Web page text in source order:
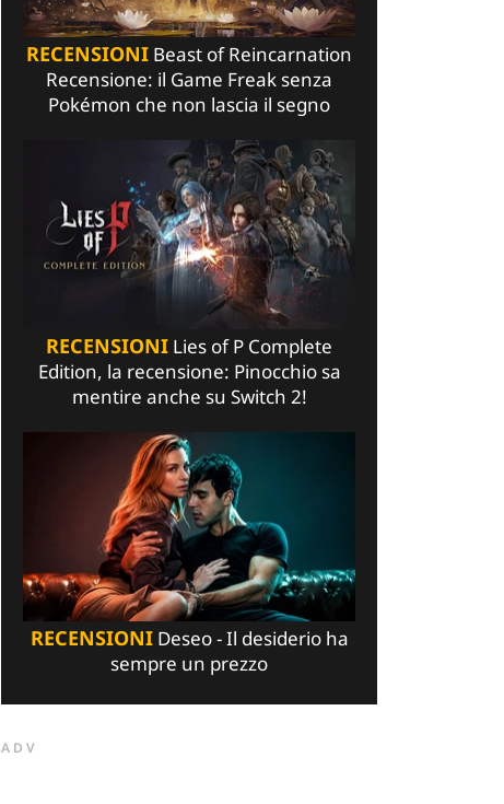
RECENSIONI Beast of Reincarnation
Recensione: il Game Freak senza
Pokémon che non lascia il segno
RECENSIONI Lies of P Complete
Edition, la recensione: Pinocchio sa
mentire anche su Switch 2!
RECENSIONIDeseo - Il desiderio ha
sempre un prezzo
ADV